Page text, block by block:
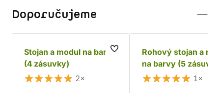
Doporučujeme
Stojan a modul na barvy
(4 zásuvky)
2×
Rohový stojan a
na barvy (5
1×